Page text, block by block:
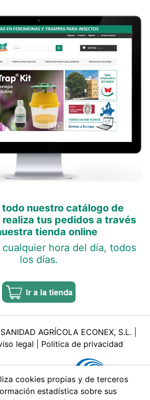
nuestro catálogo de
tus pedidos a través
tienda online
hora del día, todos
los días.
SANIDAD AGRÍCOLA ECONEX, S.L.
legal Politica de privacidad
cookies propias y de terceros
estadística sobre sus